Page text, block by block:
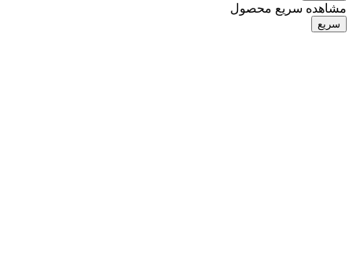
مشاهده سریع محصول
سریع